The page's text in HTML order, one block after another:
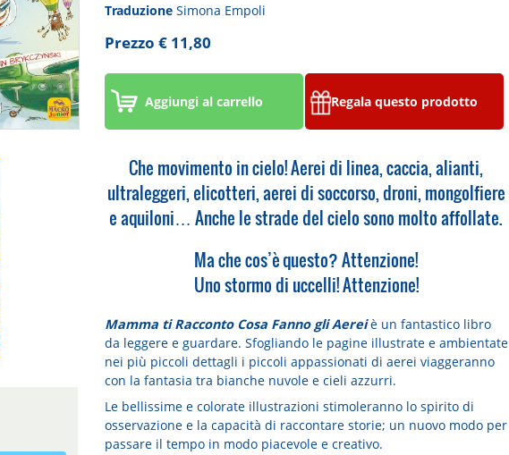
Traduzione Simona Empoli
Prezzo € 11,80
Aggiungi al carrello Regala questo prodotto
Che movimento in cielo! Aerei di linea, caccia, alianti,
ultraleggeri, elicotteri, aerei di soccorso, droni, mongolfiere
e aquiloni… Anche le strade del cielo sono molto affollate.
Ma che cos’è questo? Attenzione!
Uno stormo di uccelli! Attenzione!
Mamma ti Racconto Cosa Fanno gli Aereiè un fantastico libro
da leggere e guardare. Sfogliando le pagine illustrate e ambientate
nei più piccoli dettagli i piccoli appassionati di aerei viaggeranno
con la fantasia tra bianche nuvole e cieli azzurri.
Le bellissime e colorate illustrazioni stimoleranno lo spirito di
osservazione e la capacità di raccontare storie; un nuovo modo per
passare il tempo in modo piacevole e creativo.